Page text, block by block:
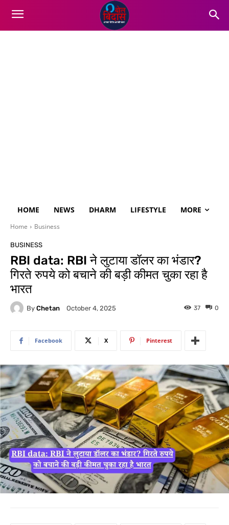
HOME NEWS DHARM LIFESTYLE MORE
Home Business
BUSINESS
RBI data: RBI ने लुटाया डॉलर का भंडार?
गिरते रुपये को बचाने की बड़ी कीमत चुका रहा है
भारत
By Chetan October 4, 2025 0
37
Facebook X Pinterest